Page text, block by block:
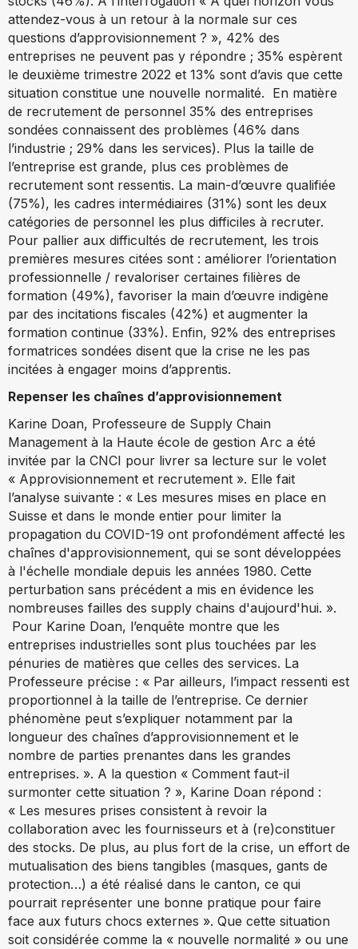
attendez-vous à un retour à la normale sur ces
questions d’approvisionnement ? », 42% des
entreprises ne peuvent pas y répondre ; 35% espèrent
le deuxième trimestre 2022 et 13% sont d’avis que cette
situation constitue une nouvelle normalité. En matière
de recrutement de personnel 35% des entreprises
sondées connaissent des problèmes (46% dans
l’industrie ; 29% dans les services). Plus la taille de
l’entreprise est grande, plus ces problèmes de
recrutement sont ressentis. La main-d’œuvre qualifiée
(75%), les cadres intermédiaires (31%) sont les deux
catégories de personnel les plus difficiles à recruter.
Pour pallier aux difficultés de recrutement, les trois
premières mesures citées sont : améliorer l’orientation
professionnelle / revaloriser certaines filières de
formation (49%), favoriser la main d’œuvre indigène
par des incitations fiscales (42%) et augmenter la
formation continue (33%). Enfin, 92% des entreprises
formatrices sondées disent que la crise ne les pas
incitées à engager moins d’apprentis.
Repenser les chaînes d’approvisionnement
Karine Doan, Professeure de Supply Chain
Management à la Haute école de gestion Arc a été
invitée par la CNCI pour livrer sa lecture sur le volet
« Approvisionnement et recrutement ». Elle fait
l’analyse suivante : « Les mesures mises en place en
Suisse et dans le monde entier pour limiter la
propagation du COVID-19 ont profondément affecté les
chaînes d'approvisionnement, qui se sont développées
à l'échelle mondiale depuis les années 1980. Cette
perturbation sans précédent a mis en évidence les
nombreuses failles des supply chains d'aujourd'hui. ».
Pour Karine Doan, l’enquête montre que les
entreprises industrielles sont plus touchées par les
pénuries de matières que celles des services. La
Professeure précise : « Par ailleurs, l’impact ressenti est
proportionnel à la taille de l’entreprise. Ce dernier
phénomène peut s’expliquer notamment par la
longueur des chaînes d’approvisionnement et le
nombre de parties prenantes dans les grandes
entreprises. ». A la question « Comment faut-il
surmonter cette situation ? », Karine Doan répond :
« Les mesures prises consistent à revoir la
collaboration avec les fournisseurs et à (re)constituer
des stocks. De plus, au plus fort de la crise, un effort de
mutualisation des biens tangibles (masques, gants de
protection…) a été réalisé dans le canton, ce qui
pourrait représenter une bonne pratique pour faire
face aux futurs chocs externes ». Que cette situation
soit considérée comme la « nouvelle normalité » ou une